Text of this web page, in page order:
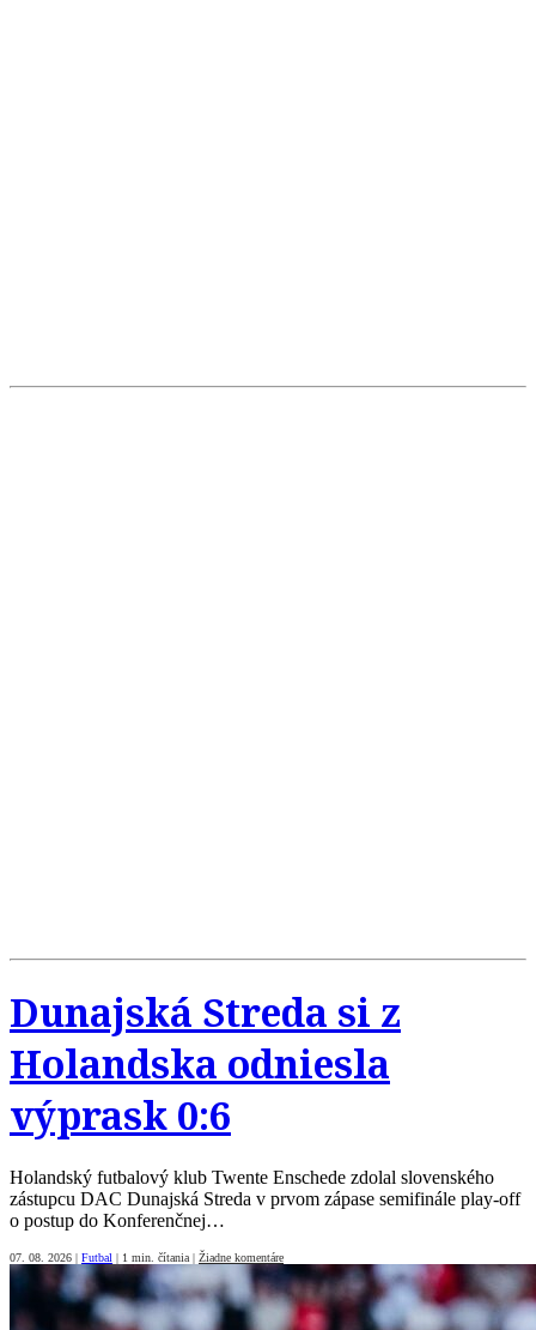
Dunajská Streda si z
Holandska odniesla
výprask 0:6
Holandský futbalový klub Twente Enschede zdolal slovenského
zástupcu DAC Dunajská Streda v prvom zápase semifinále play-off
o postup do Konferenčnej…
07. 08. 2026 | Futbal | 1 min. čítania | Žiadne komentáre